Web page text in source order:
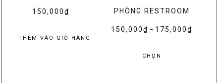
150,000₫
THÊM VÀO GIỎ HÀNG
PHÒNG RESTROOM
150,000₫ – 175,000₫
CHỌN